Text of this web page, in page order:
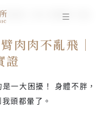
亂飛｜素人美髮師-艾倫
肉肉不亂飛｜
證
一大困擾！ 身體不胖，
頭都暈了。